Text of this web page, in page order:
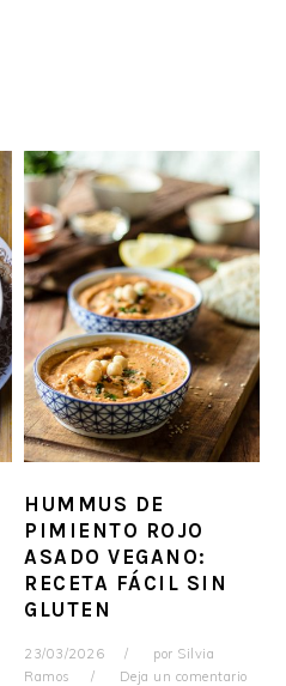
HUMMUS DE
PIMIENTO ROJO
ASADO VEGANO:
RECETA FÁCIL SIN
GLUTEN
23/03/2026 por Silvia
Ramos
Deja un comentario